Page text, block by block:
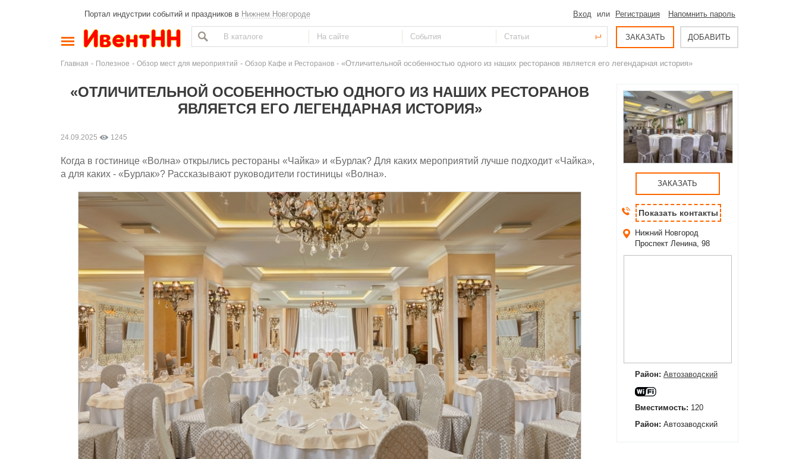
Портал индустрии событий и праздников в Нижнем Новгороде Вход или Регистрация Напомнить пароль
ЗАКАЗАТЬ ДОБАВИТЬ
Главная - Полезное - Обзор мест для мероприятий - Обзор Кафе и Ресторанов - «Отличительной особенностью одного из наших ресторанов является его легендарная история»
«ОТЛИЧИТЕЛЬНОЙ ОСОБЕННОСТЬЮ ОДНОГО ИЗ НАШИХ РЕСТОРАНОВ
ЯВЛЯЕТСЯ ЕГО ЛЕГЕНДАРНАЯ ИСТОРИЯ»
24.09.2025 1245
Когда в гостинице «Волна» открылись рестораны «Чайка» и «Бурлак? Для каких мероприятий лучше подходит «Чайка»,
а для каких - «Бурлак»? Рассказывают руководители гостиницы «Волна».
ЗАКАЗАТЬ
Показать контакты
Нижний Новгород
Проспект Ленина, 98
Район: Автозаводский
Вместимость: 120
Район: Автозаводский